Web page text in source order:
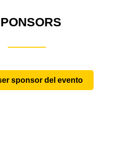
sponsor del evento